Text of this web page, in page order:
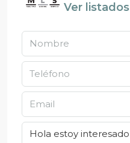
Ver listados